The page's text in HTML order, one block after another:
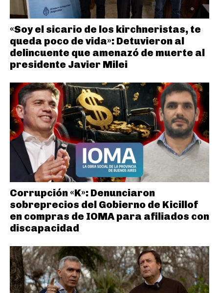
«Soy el sicario de los kirchneristas, te
queda poco de vida»: Detuvieron al
delincuente que amenazó de muerte al
presidente Javier Milei
Corrupción «K»: Denunciaron
sobreprecios del Gobierno de Kicillof
en compras de IOMA para afiliados con
discapacidad